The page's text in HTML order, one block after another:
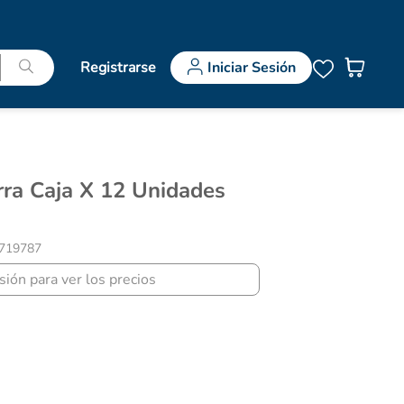
Registrarse Iniciar Sesión
para ver los precios